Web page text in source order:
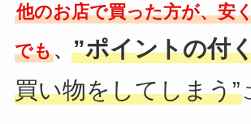
他のお店で買った方が、安
でも、 ”ポイントの付
買い物をしてしまう”